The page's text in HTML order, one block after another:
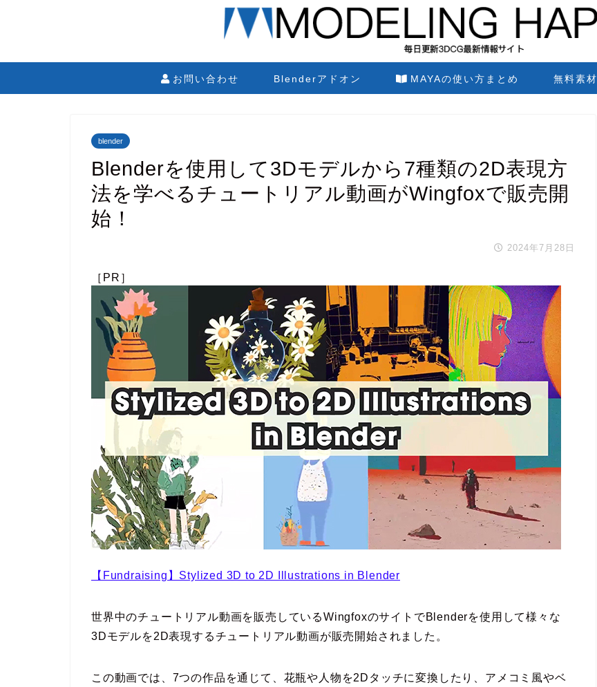
お問い合わせ Blenderアドオン MAYAの使い方まとめ 無料素材
blender
Blenderを使用して3Dモデルから7種類の2D表現方
法を学べるチュートリアル動画がWingfoxで販売開
始！
2024年7月28日
［PR］
【Fundraising】Stylized 3D to 2D Illustrations in Blender
世界中のチュートリアル動画を販売しているWingfoxのサイトでBlenderを使用して様々な
3Dモデルを2D表現するチュートリアル動画が販売開始されました。
この動画では、7つの作品を通じて、花瓶や人物を2Dタッチに変換したり、アメコミ風やベ